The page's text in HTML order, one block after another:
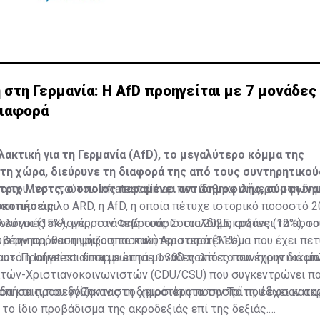
Γερμανία: Η AfD προηγείται με 7 μονάδες
για τη Γερμανία (AfD), το μεγαλύτερο κόμμα της
χώρα, διεύρυνε τη διαφορά της από τους
Μερτς, ο οποίος παραμένει αντιδημοφιλής, σύμφωνα
του ινστιτούτου Infratest dimap που δόθηκε σήμερα στη
όμιλο ARD, η AfD, η οποία πέτυχε ιστορικό ποσοστό
εκλογές, τον Φεβρουάριο του 2025, αυξάνει τα
πρόθεση ψήφου, το καλύτερο αποτέλεσμα που έχει
Προηγείται έτσι με επτά μονάδες από το συντηρητικό
Χριστιανοκοινωνιστών (CDU/CSU) που συγκεντρώνει
και προσεγγίζοντας το χειρότερο ποσοστό που έχει
(15%), μπροστά από τους Σοσιαλδημοκράτες (12%),
και τη ριζοσπαστική Αριστερά (11%).
η Infratest dimap ρώτησε 1.300 πολίτες που έχουν
που δόθηκαν στη δημοσιότητα την Τρίτη, έδωσαν
ίδιο προβάδισμα της ακροδεξιάς επί της δεξιάς.